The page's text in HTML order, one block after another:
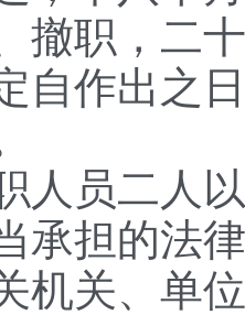
撤职，二
自作出之
员二人
承担的法
关、单